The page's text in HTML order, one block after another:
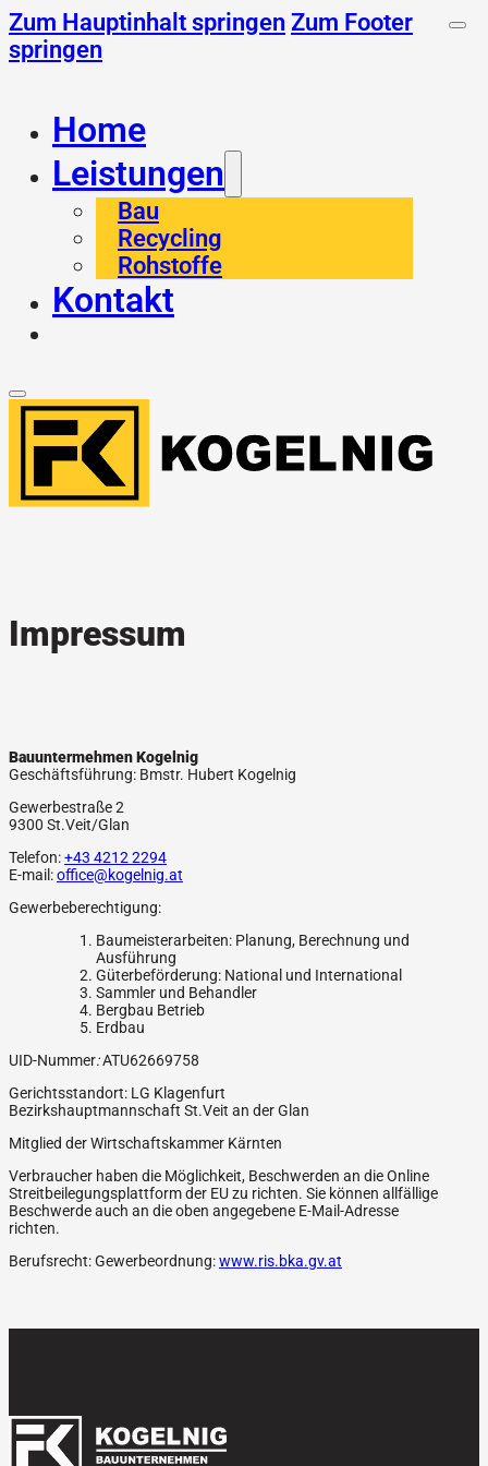
Zum Hauptinhalt springen Zum Footer
springen
Home
Leistungen
Bau
Recycling
Rohstoffe
Kontakt
Impressum
Bauuntermehmen Kogelnig
Geschäftsführung: Bmstr. Hubert Kogelnig
Gewerbestraße 2
9300 St.Veit/Glan
Telefon:+43 4212 2294
E-mail:office@kogelnig.at
Gewerbeberechtigung:
Baumeisterarbeiten: Planung, Berechnung und
Ausführung
Güterbeförderung: National und International
Sammler und Behandler
Bergbau Betrieb
Erdbau
UID-Nummer:ATU62669758
Gerichtsstandort: LG Klagenfurt
Bezirkshauptmannschaft St.Veit an der Glan
Mitglied der Wirtschaftskammer Kärnten
Verbraucher haben die Möglichkeit, Beschwerden an die Online
Streitbeilegungsplattform der EU zu richten. Sie können allfällige
Beschwerde auch an die oben angegebene E-Mail-Adresse
richten.
Berufsrecht: Gewerbeordnung:www.ris.bka.gv.at